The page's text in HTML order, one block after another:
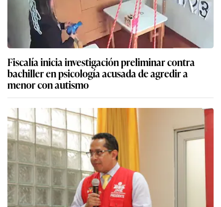
Fiscalía inicia investigación preliminar contra
bachiller en psicología acusada de agredir a
menor con autismo